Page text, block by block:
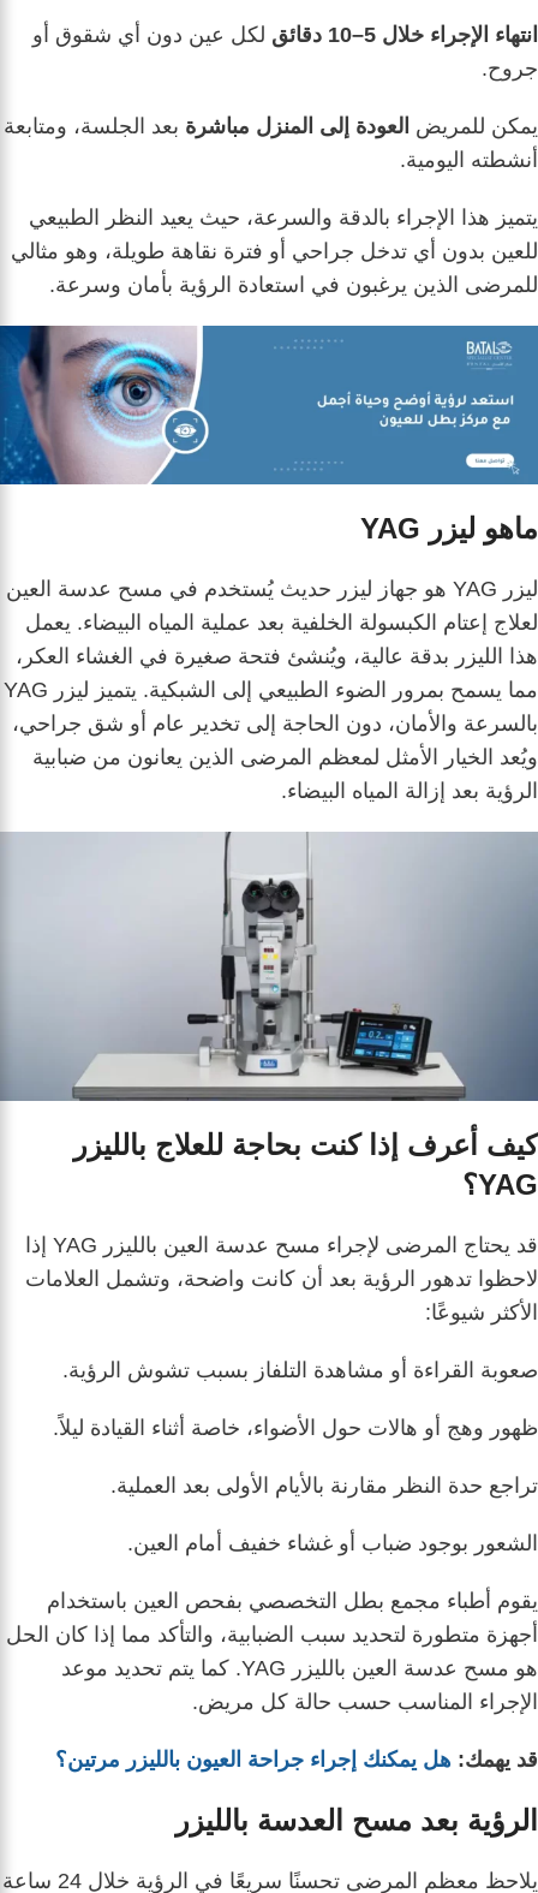
انتهاء الإجراء خلال 5–10 دقائق
لكل عين دون أي شقوق أو
جروح.
يمكن للمريض العودة إلى المنزل مباشرة بعد الجلسة، ومتابعة
أنشطته اليومية.
يتميز هذا الإجراء بالدقة والسرعة، حيث يعيد النظر الطبيعي
للعين بدون أي تدخل جراحي أو فترة نقاهة طويلة، وهو مثالي
للمرضى الذين يرغبون في استعادة الرؤية بأمان وسرعة.
ماهو ليزر YAG
ليزر YAG هو جهاز ليزر حديث يُستخدم في مسح عدسة العين
لعلاج إعتام الكبسولة الخلفية بعد عملية المياه البيضاء. يعمل
هذا الليزر بدقة عالية، ويُنشئ فتحة صغيرة في الغشاء العكر،
مما يسمح بمرور الضوء الطبيعي إلى الشبكية. يتميز ليزر YAG
بالسرعة والأمان، دون الحاجة إلى تخدير عام أو شق جراحي،
ويُعد الخيار الأمثل لمعظم المرضى الذين يعانون من ضبابية
الرؤية بعد إزالة المياه البيضاء.
كيف أعرف إذا كنت بحاجة للعلاج بالليزر
YAG؟
قد يحتاج المرضى لإجراء مسح عدسة العين بالليزر YAG إذا
لاحظوا تدهور الرؤية بعد أن كانت واضحة، وتشمل العلامات
الأكثر شيوعًا:
صعوبة القراءة أو مشاهدة التلفاز بسبب تشوش الرؤية.
ظهور وهج أو هالات حول الأضواء، خاصة أثناء القيادة ليلاً.
تراجع حدة النظر مقارنة بالأيام الأولى بعد العملية.
الشعور بوجود ضباب أو غشاء خفيف أمام العين.
يقوم أطباء مجمع بطل التخصصي بفحص العين باستخدام
أجهزة متطورة لتحديد سبب الضبابية، والتأكد مما إذا كان الحل
هو مسح عدسة العين بالليزر YAG. كما يتم تحديد موعد
الإجراء المناسب حسب حالة كل مريض.
قد يهمك: هل يمكنك إجراء جراحة العيون بالليزر مرتين؟
الرؤية بعد مسح العدسة بالليزر
يلاحظ معظم المرضى تحسنًا سريعًا في الرؤية خلال 24 ساعة